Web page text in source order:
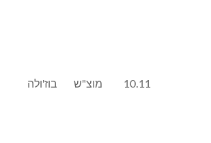
10.11 מוצ"ש בוז'ולה